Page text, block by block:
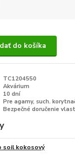
do košíka
TC1204550
Akvárium
10 dní
Pre agamy, such.
Bezpečné doručenie
soil kokosový